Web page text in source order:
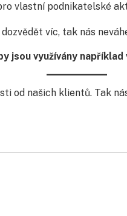
vlastní podnikatelské
víc, tak nás
jsou využívány
od našich klientů. Tak